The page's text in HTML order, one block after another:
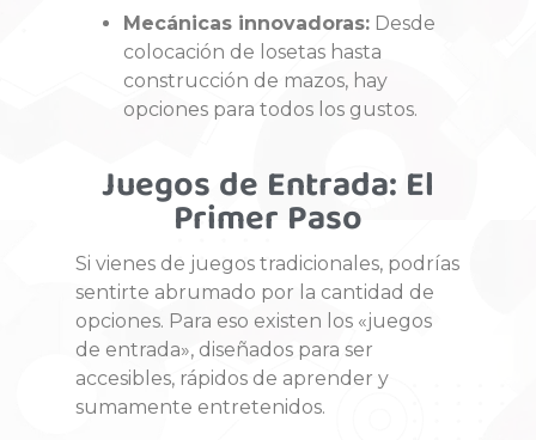
Mecánicas innovadoras:Desde
colocación de losetas hasta
construcción de mazos, hay
opciones para todos los gustos.
Juegos de Entrada: El
Primer Paso
Si vienes de juegos tradicionales, podrías
sentirte abrumado por la cantidad de
opciones. Para eso existen los «juegos
de entrada», diseñados para ser
accesibles, rápidos de aprender y
sumamente entretenidos.